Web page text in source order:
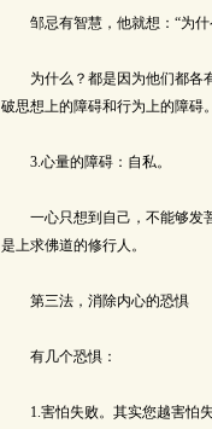
邹忌有智慧，他就想：“为什
为什么？都是因为他们都各有
破思想上的障碍和行为上的障碍
3.心量的障碍：自私。
一心只想到自己，不能够发菩
是上求佛道的修行人。
第三法，消除内心的恐惧
有几个恐惧：
1.害怕失败。其实您越害怕失